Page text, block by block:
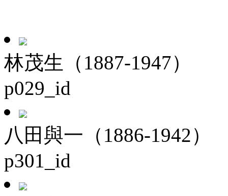
林茂生（1887-1947）
p029_id
八田與一（1886-1942）
p301_id